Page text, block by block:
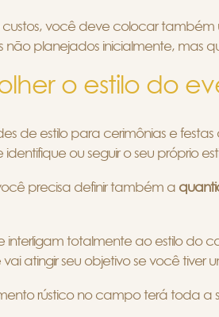
você deve colocar também
não planejados inicialmente, mas
o estilo do
de estilo para cerimônias e
ou seguir o seu próprio
precisa definir também a
interligam totalmente ao estilo do
atingir seu objetivo se você tiver
rústico no campo terá toda a